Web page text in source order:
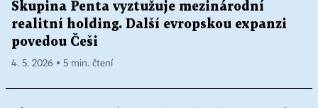
Skupina Penta vyztužuje mezinárodní
realitní holding. Další evropskou expanzi
povedou Češi
4. 5. 2026 ▪ 5 min. čtení